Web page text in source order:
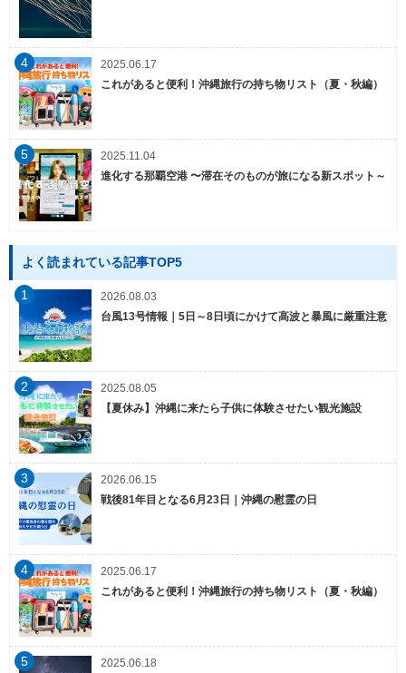
4
2025.06.17
これがあると便利！沖縄旅行の持ち物リスト（夏・秋編）
5
2025.11.04
進化する那覇空港 〜滞在そのものが旅になる新スポット～
よく読まれている記事TOP5
1
2026.08.03
台風13号情報｜5日～8日頃にかけて高波と暴風に厳重注意
2
2025.08.05
【夏休み】沖縄に来たら子供に体験させたい観光施設
3
2026.06.15
戦後81年目となる6月23日｜沖縄の慰霊の日
4
2025.06.17
これがあると便利！沖縄旅行の持ち物リスト（夏・秋編）
5
2025.06.18